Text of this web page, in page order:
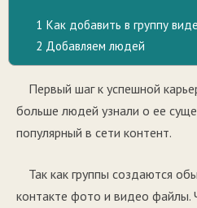
1 Как добавить в группу
2 Добавляем людей
Первый шаг к успешной
больше людей узнали о ее
популярный в сети контент.
Так как группы создаются
контакте фото и видео файлы.